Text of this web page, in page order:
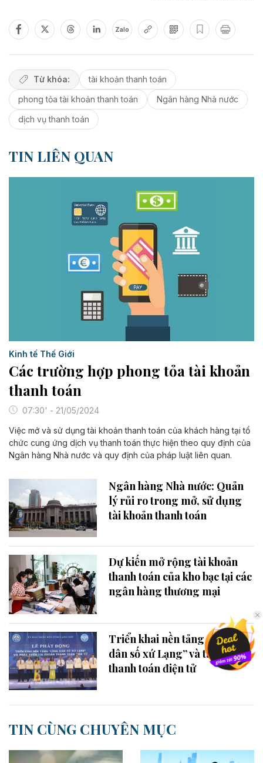
Zalo
Từ khóa:
tài khoản thanh toán
phong tỏa tài khoản thanh toán
Ngân hàng Nhà nước
dịch vụ thanh toán
TIN LIÊN QUAN
Kinh tế Thế Giới
Các trường hợp phong tỏa tài khoản
thanh toán
07:30' - 21/05/2024
Việc mở và sử dụng tài khoản thanh toán của khách hàng tại tổ
chức cung ứng dịch vụ thanh toán thực hiện theo quy định của
Ngân hàng Nhà nước và quy định của pháp luật liên quan.
Ngân hàng Nhà nước: Quản
lý rủi ro trong mở, sử dụng
tài khoản thanh toán
Dự kiến mở rộng tài khoản
thanh toán của kho bạc tại các
ngân hàng thương mại
Triển khai nền tảng “Công
dân số xứ Lạng” và tài khoản
thanh toán điện tử
TIN CÙNG CHUYÊN MỤC